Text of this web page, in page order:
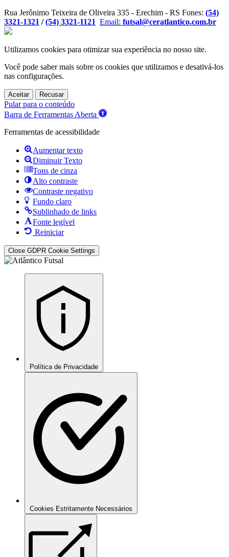
Rua Jerônimo Teixeira de Oliveira 335 - Erechim - RS Fones: (54)
3321-1321 /(54) 3321-1121 Email: futsal@ceratlantico.com.br
Utilizamos cookies para otimizar sua experiência no nosso site.
Você pode saber mais sobre os cookies que utilizamos e desativá-los
nas configurações.
Aceitar Recusar
Pular para o conteúdo
Barra de Ferramentas Aberta
Ferramentas de acessibilidade
Aumentar texto
Diminuir Texto
Tons de cinza
Alto contraste
Contraste negativo
Fundo claro
Sublinhado de links
Fonte legível
Reiniciar
Close GDPR Cookie Settings
Política de Privacidade
Cookies Estritamente Necessários